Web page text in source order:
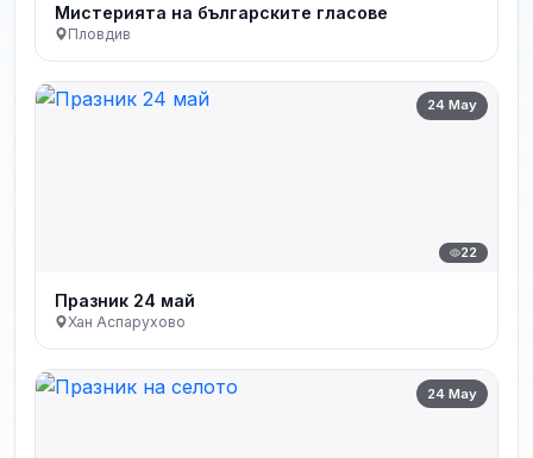
Мистерията на българските гласове
Пловдив
24 May
22
Празник 24 май
Хан Аспарухово
24 May